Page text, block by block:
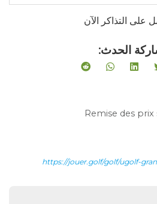
على التذاكر الآن
الحدث:
Remise des prix
https://jouer.golf/golf/ugolf-